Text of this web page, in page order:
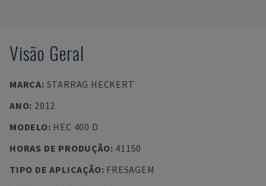
Visão Geral
MARCA: STARRAG HECKERT
ANO: 2012
MODELO: HEC 400 D
HORAS DE PRODUÇÃO: 41150
TIPO DE APLICAÇÃO: FRESAGEM